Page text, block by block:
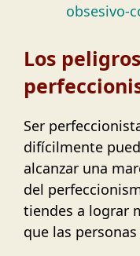
obsesivo-
Los
Ser
difícilmente
alcanzar una
del
tiendes a lograr
que las